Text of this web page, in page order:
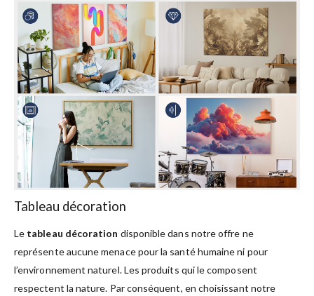
Tableau décoration
Le tableau décoration disponible dans notre offre ne
représente aucune menace pour la santé humaine ni pour
l’environnement naturel. Les produits qui le composent
respectent la nature. Par conséquent, en choisissant notre